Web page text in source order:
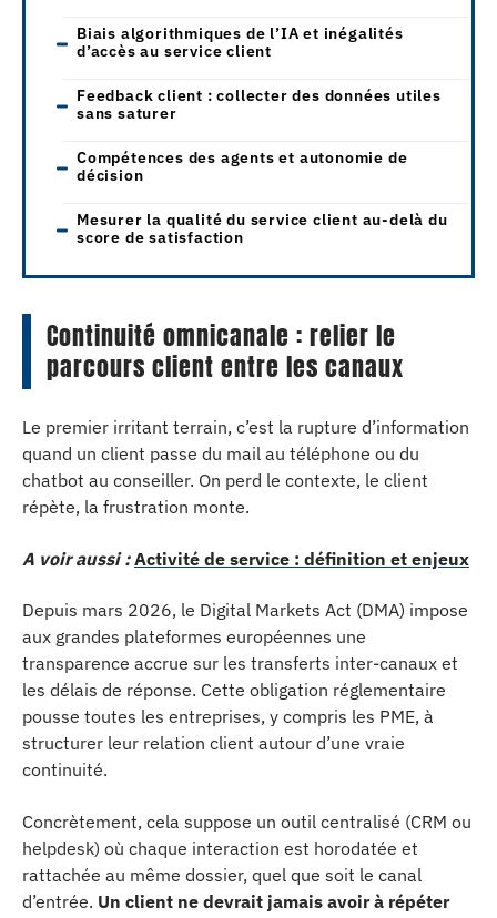
Biais algorithmiques de l’IA et inégalités
d’accès au service client
Feedback client : collecter des données utiles
sans saturer
Compétences des agents et autonomie de
décision
Mesurer la qualité du service client au-delà du
score de satisfaction
Continuité omnicanale : relier le
parcours client entre les canaux
Le premier irritant terrain, c’est la rupture d’information
quand un client passe du mail au téléphone ou du
chatbot au conseiller. On perd le contexte, le client
répète, la frustration monte.
A voir aussi : Activité de service : définition et enjeux
Depuis mars 2026, le Digital Markets Act (DMA) impose
aux grandes plateformes européennes une
transparence accrue sur les transferts inter-canaux et
les délais de réponse. Cette obligation réglementaire
pousse toutes les entreprises, y compris les PME, à
structurer leur relation client autour d’une vraie
continuité.
Concrètement, cela suppose un outil centralisé (CRM ou
helpdesk) où chaque interaction est horodatée et
rattachée au même dossier, quel que soit le canal
d’entrée. Un client ne devrait jamais avoir à répéter